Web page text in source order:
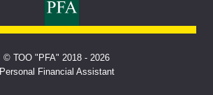
© ТОО "PFA" 2018 - 2026
Personal Financial Assistant